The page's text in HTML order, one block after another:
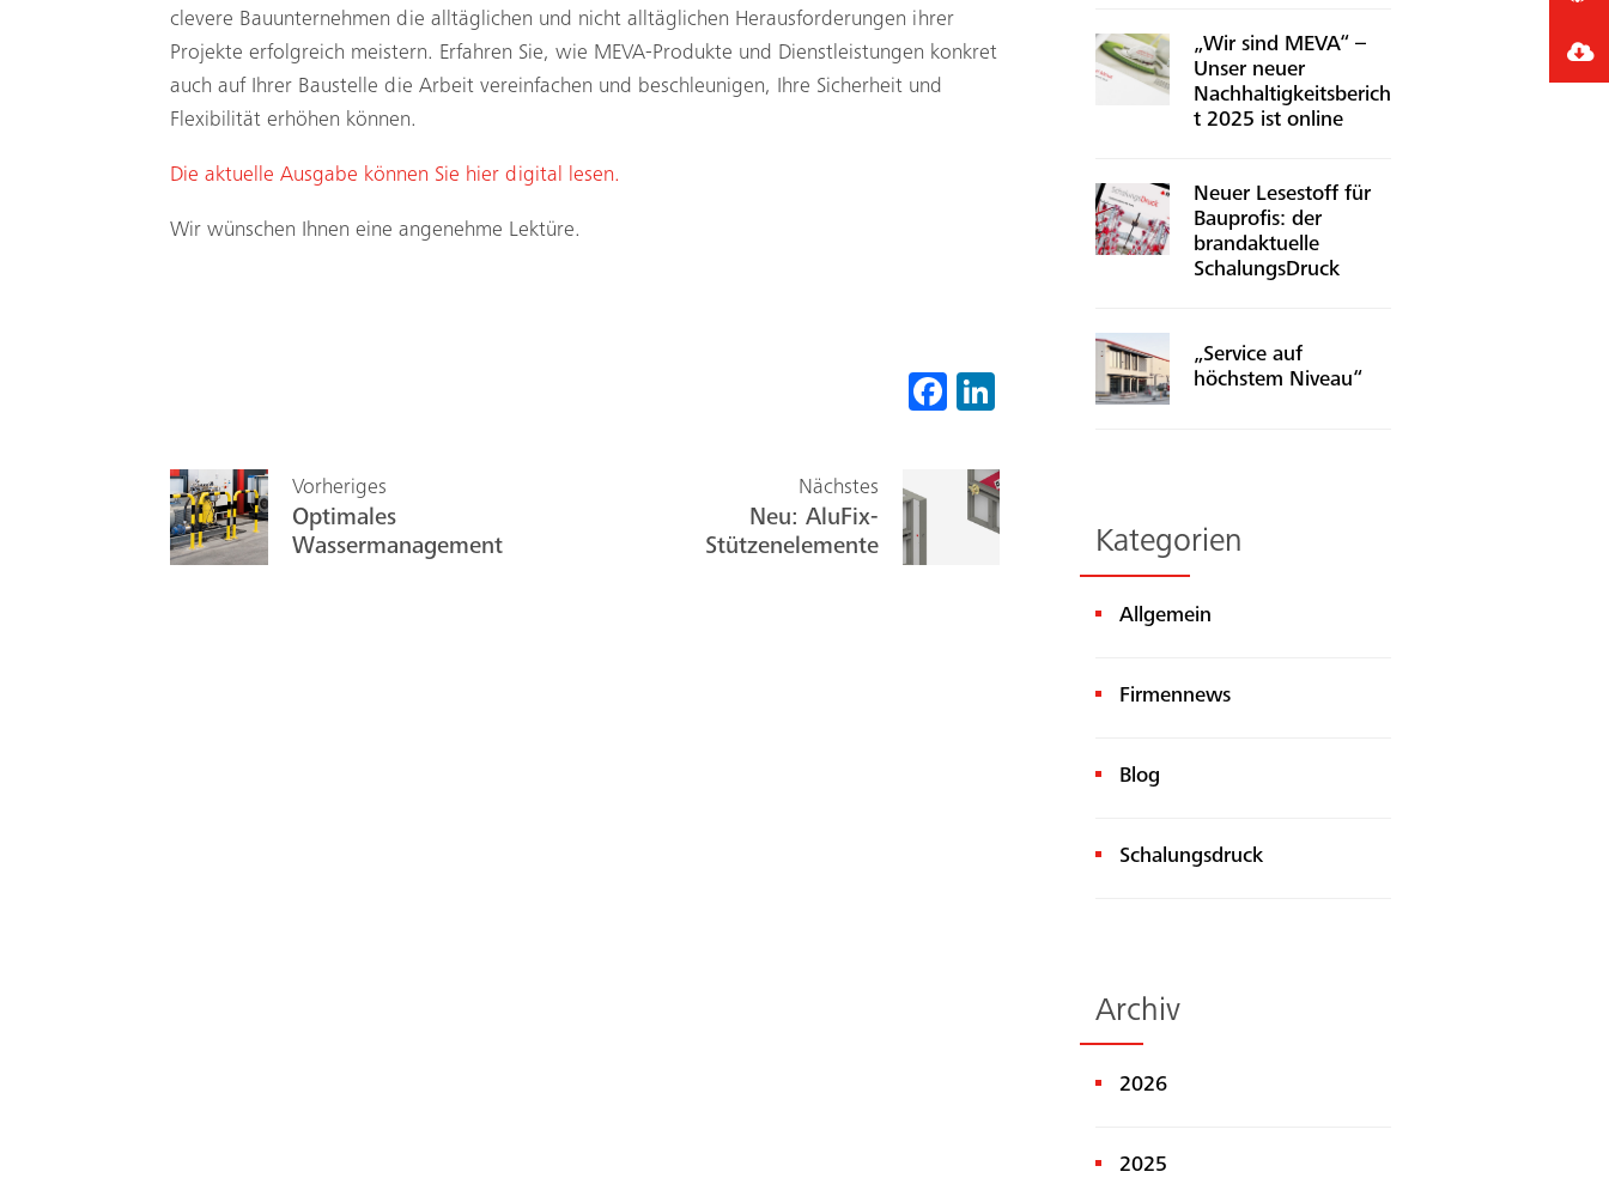
clevere Bauunternehmen die alltäglichen und nicht alltäglichen Herausforderungen ihrer
Projekte erfolgreich meistern. Erfahren Sie, wie MEVA-Produkte und Dienstleistungen konkret
auch auf Ihrer Baustelle die Arbeit vereinfachen und beschleunigen, Ihre Sicherheit und
Flexibilität erhöhen können.
Die aktuelle Ausgabe können Sie hier digital lesen.
Wir wünschen Ihnen eine angenehme Lektüre.
Fa
b
o
ed
Vorheriges
Optimales
Wassermanagement
Nächstes
Neu: AluFix-
Stützenelemente
„Wir sind MEVA“ –
Unser neuer
Nachhaltigkeitsberich
t 2025 ist online
Neuer Lesestoff für
Bauprofis: der
brandaktuelle
SchalungsDruck
„Service auf
höchstem Niveau“
Kategorien
Allgemein
Firmennews
Blog
Schalungsdruck
Archiv
2026
2025